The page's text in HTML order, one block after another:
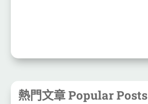
熱門文章 Popular Posts